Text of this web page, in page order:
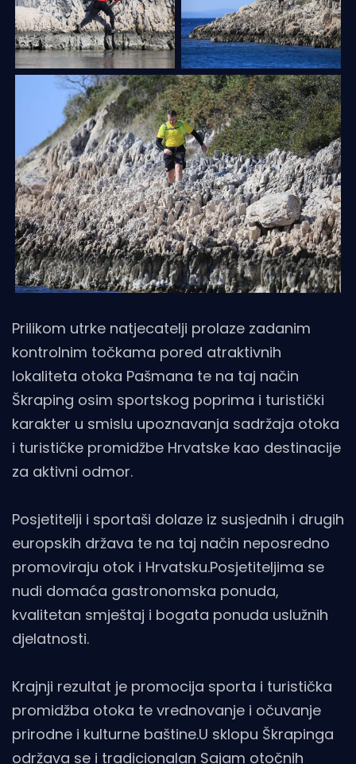
Prilikom utrke natjecatelji prolaze zadanim
kontrolnim točkama pored atraktivnih
lokaliteta otoka Pašmana te na taj način
Škraping osim sportskog poprima i turistički
karakter u smislu upoznavanja sadržaja otoka
i turističke promidžbe Hrvatske kao destinacije
za aktivni odmor.
Posjetitelji i sportaši dolaze iz susjednih i drugih
europskih država te na taj način neposredno
promoviraju otok i Hrvatsku.Posjetiteljima se
nudi domaća gastronomska ponuda,
kvalitetan smještaj i bogata ponuda uslužnih
djelatnosti.
Krajnji rezultat je promocija sporta i turistička
promidžba otoka te vrednovanje i očuvanje
prirodne i kulturne baštine.U sklopu Škrapinga
održava se i tradicionalan Sajam otočnih